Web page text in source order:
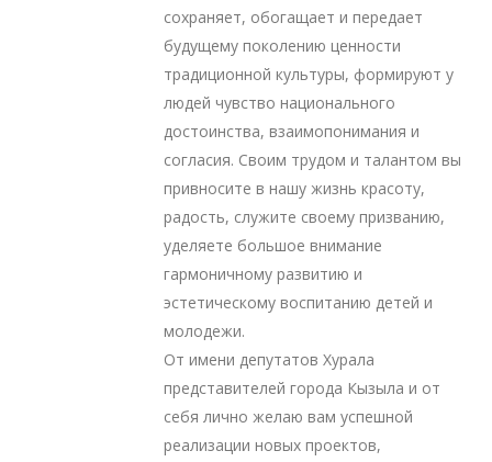
сохраняет, обогащает и передает
будущему поколению ценности
традиционной культуры, формируют у
людей чувство национального
достоинства, взаимопонимания и
согласия. Своим трудом и талантом вы
привносите в нашу жизнь красоту,
радость, служите своему призванию,
уделяете большое внимание
гармоничному развитию и
эстетическому воспитанию детей и
молодежи.
От имени депутатов Хурала
представителей города Кызыла и от
себя лично желаю вам успешной
реализации новых проектов,